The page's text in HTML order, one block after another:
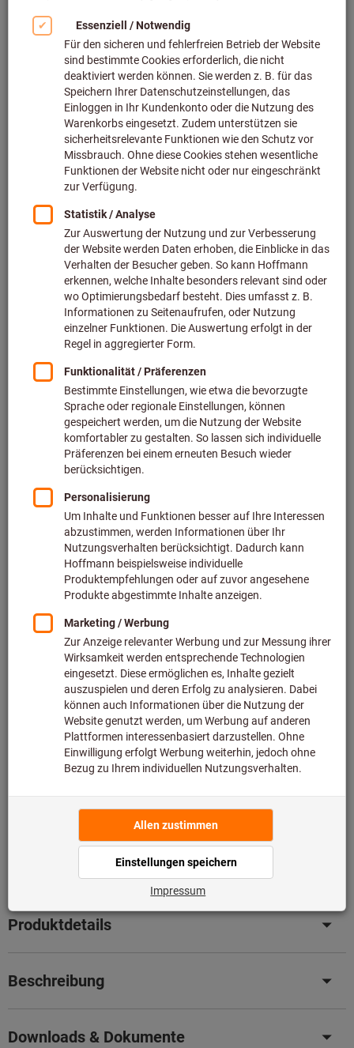
Bild zum Vergrößern anklicken
Preis pro 1 Stück
zzgl. Versandkosten
Individuelle Preisanzeige für Geschäftskunden nach
In den Warenkorb
Voraussichtliche Lieferzeit: 2-3 Wochen
Bitte beachten Sie die Lieferzeit und eingeschränkte
Beratung:
Diesen Artikel bestellen wir für Sie direkt beim Hersteller,
da er nicht Bestandteil unseres Hauptsortiments ist und
somit nicht bei uns auf Lager liegt.Infos
Original-Nachschliff für Original Leistung– Senken Sie
jetzt ganz einfach Ihre Kosten mit unserem
professionellen Nachschleifservice.
Artikel teilen
Produktdetails
Beschreibung
Downloads & Dokumente